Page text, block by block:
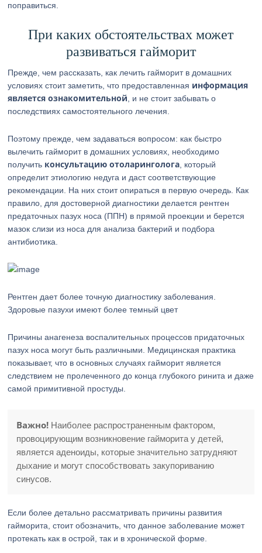
поправиться.
При каких обстоятельствах может
развиваться гайморит
Прежде, чем рассказать, как лечить гайморит в домашних
условиях стоит заметить, что предоставленная информация
является ознакомительной , и не стоит забывать о
последствиях самостоятельного лечения.
Поэтому прежде, чем задаваться вопросом: как быстро
вылечить гайморит в домашних условиях, необходимо
получить консультацию отоларинголога , который
определит этиологию недуга и даст соответствующие
рекомендации. На них стоит опираться в первую очередь. Как
правило, для достоверной диагностики делается рентген
предаточных пазух носа (ППН) в прямой проекции и берется
мазок слизи из носа для анализа бактерий и подбора
антибиотика.
Рентген дает более точную диагностику заболевания.
Здоровые пазухи имеют более темный цвет
Причины анагенеза воспалительных процессов придаточных
пазух носа могут быть различными. Медицинская практика
показывает, что в основных случаях гайморит является
следствием не пролеченного до конца глубокого ринита и даже
самой примитивной простуды.
Важно! Наиболее распространенным фактором,
провоцирующим возникновение гайморита у детей,
является аденоиды, которые значительно затрудняют
дыхание и могут способствовать закупориванию
синусов.
Если более детально рассматривать причины развития
гайморита, стоит обозначить, что данное заболевание может
протекать как в острой, так и в хронической форме.